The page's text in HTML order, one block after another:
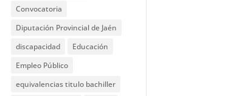
Convocatoria
Diputación Provincial de Jaén
discapacidad
Educación
Empleo Público
equivalencias titulo bachiller